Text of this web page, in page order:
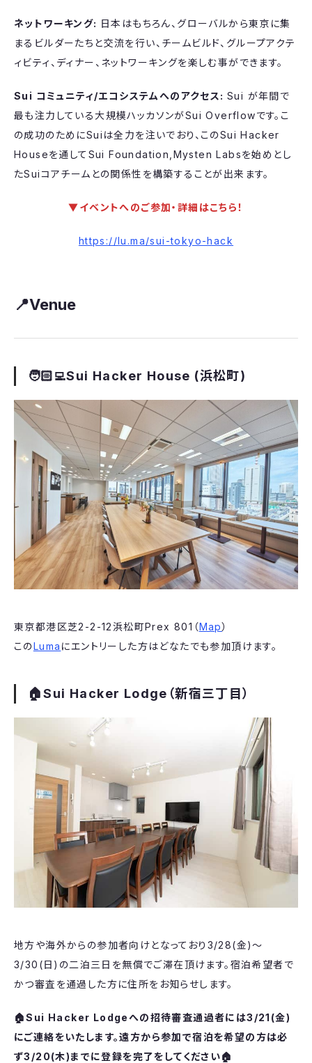
ネットワーキング: 日本はもちろん、グローバルから東京に集
まるビルダーたちと交流を行い、チームビルド、グループアクテ
ィビティ、ディナー、ネットワーキングを楽しむ事ができます。
Sui コミュニティ/エコシステムへのアクセス: Sui が年間で
最も注力している大規模ハッカソンがSui Overflowです。こ
の成功のためにSuiは全力を注いでおり、このSui Hacker
Houseを通してSui Foundation,Mysten Labsを始めとし
たSuiコアチームとの関係性を構築することが出来ます。
▼イベントへのご参加・詳細はこちら！
https://lu.ma/sui-tokyo-hack
​📍Venue
​🧑🏻‍💻Sui Hacker House (浜松町)
​東京都港区芝2-2-12浜松町Prex 801（Map）
このLuma にエントリーした方はどなたでも参加頂けます。
​🏠Sui Hacker Lodge（新宿三丁目）
​地方や海外からの参加者向けとなっており3/28(金)〜
3/30(日)の二泊三日を無償でご滞在頂けます。宿泊希望者で
かつ審査を通過した方に住所をお知らせします。
🏠Sui Hacker Lodgeへの招待審査通過者には3/21(金)
にご連絡をいたします。遠方から参加で宿泊を希望の方は必
ず3/20(木)までに登録を完了をしてください🏠